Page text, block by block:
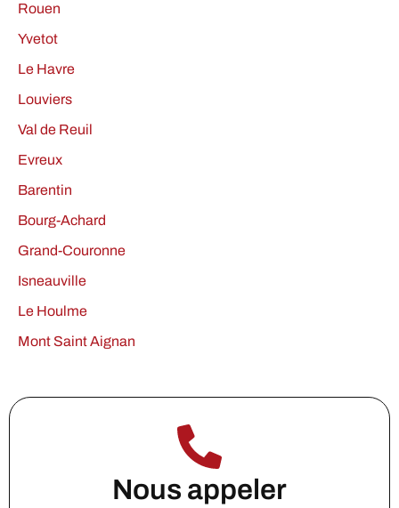
Rouen
Yvetot
Le Havre
Louviers
Val de Reuil
Evreux
Barentin
Bourg-Achard
Grand-Couronne
Isneauville
Le Houlme
Mont Saint Aignan
Nous appeler